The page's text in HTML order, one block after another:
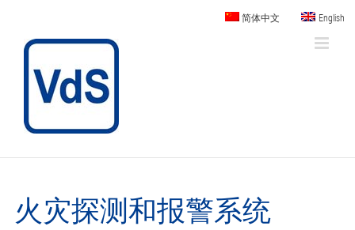
content
简体中文 English
火灾探测和报警系统